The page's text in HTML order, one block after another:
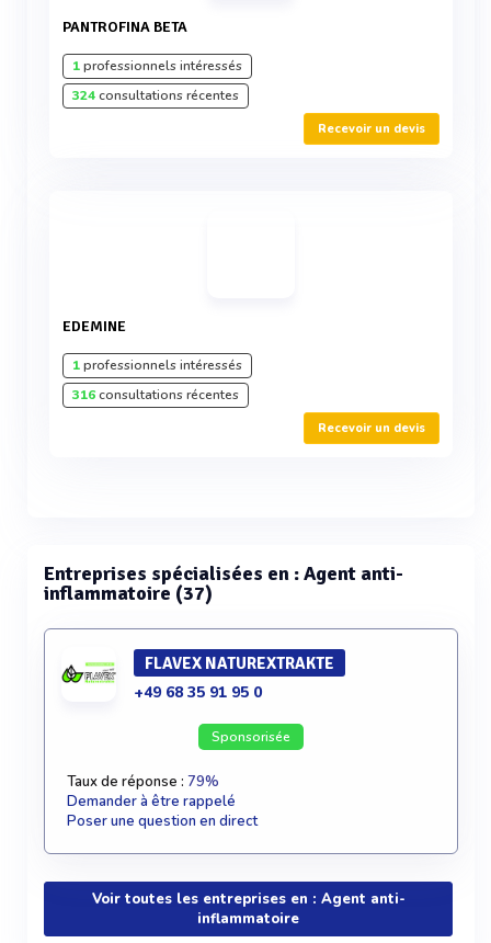
PANTROFINA BETA
1professionnels intéressés
324consultations récentes
Recevoir un devis
EDEMINE
1professionnels intéressés
316consultations récentes
Recevoir un devis
Entreprises spécialisées en : Agent anti-
inflammatoire (37)
FLAVEX NATUREXTRAKTE
+49 68 35 91 95 0
Sponsorisée
Taux de réponse : 79%
Demander à être rappelé
Poser une question en direct
Voir toutes les entreprises en : Agent anti-
inflammatoire